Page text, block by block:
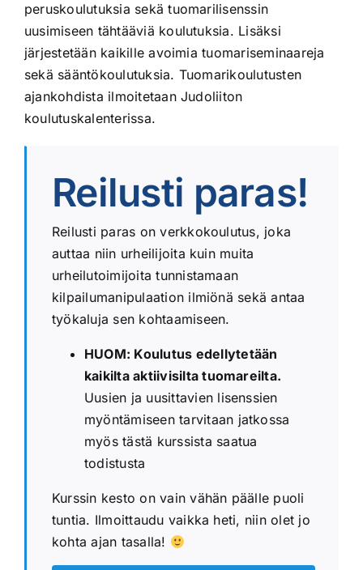
peruskoulutuksia sekä tuomarilisenssin
uusimiseen tähtääviä koulutuksia. Lisäksi
järjestetään kaikille avoimia tuomariseminaareja
sekä sääntökoulutuksia. Tuomarikoulutusten
ajankohdista ilmoitetaan Judoliiton
koulutuskalenterissa.
Reilusti paras!
Reilusti paras on verkkokoulutus, joka
auttaa niin urheilijoita kuin muita
urheilutoimijoita tunnistamaan
kilpailumanipulaation ilmiönä sekä antaa
työkaluja sen kohtaamiseen.
HUOM: Koulutus edellytetään
kaikilta aktiivisilta tuomareilta.
Uusien ja uusittavien lisenssien
myöntämiseen tarvitaan jatkossa
myös tästä kurssista saatua
todistusta
Kurssin kesto on vain vähän päälle puoli
tuntia. Ilmoittaudu vaikka heti, niin olet jo
kohta ajan tasalla!